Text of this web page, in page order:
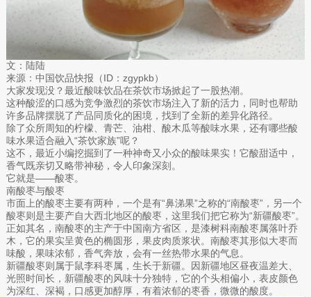
文：陆陆
来源：中国饮品快报（ID：zgypkb）
大家发现没？最近酸味饮品在茶饮市场掀起了一股热潮。
这种酸涩的口感为竞争激烈的茶饮市场注入了新的活力，同时也帮助
许多品牌摆脱了产品同质化的困境，找到了全新的差异化路径。
除了众所周知的柠檬、青芒、油柑、酸木瓜等酸味水果，还有哪些酸
味水果适合融入“茶饮家族”呢？
这不，最近小编挖掘到了一种神奇又小众的酸味果实！它酸甜适中，
香气既亲切又略带神秘，令人印象深刻。
它就是——酸枣。
南酸枣与酸枣
市面上的酸枣主要有两种，一个是有“鼻涕果”之称的“南酸枣”，另一个
酸枣则是主要产自大西北地区的酸枣，这里我们把它称为“新疆酸枣”。
正如其名，南酸枣的主产于中国南方省区，是漆树科南酸枣属落叶乔
木，它的果实呈黄色的椭圆形，果皮肉质浆状。南酸枣其形似大枣而
味酸，果味浓郁，香气奔放，会有一丝热带水果的气息。
新疆酸枣则属于鼠李科枣属，生长于新疆。因新疆地区昼夜温差大、
光照时间长，新疆酸枣的风味十分独特，它的个头相偏小，表皮颜色
为深红、深褐，口感更加醇厚，有着浓郁的枣香，微微的酸度。